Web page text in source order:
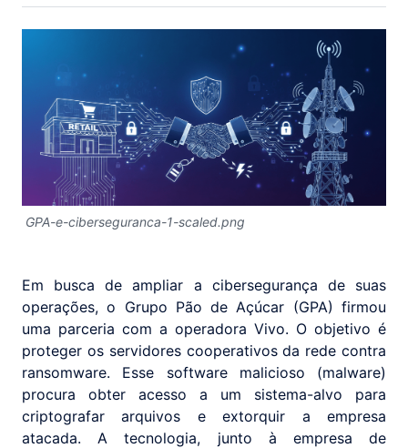
GPA-e-ciberseguranca-1-scaled.png
Em busca de ampliar a cibersegurança de suas
operações, o Grupo Pão de Açúcar (GPA) firmou
uma parceria com a operadora Vivo. O objetivo é
proteger os servidores cooperativos da rede contra
ransomware. Esse software malicioso (malware)
procura obter acesso a um sistema-alvo para
criptografar arquivos e extorquir a empresa
atacada. A tecnologia, junto à empresa de